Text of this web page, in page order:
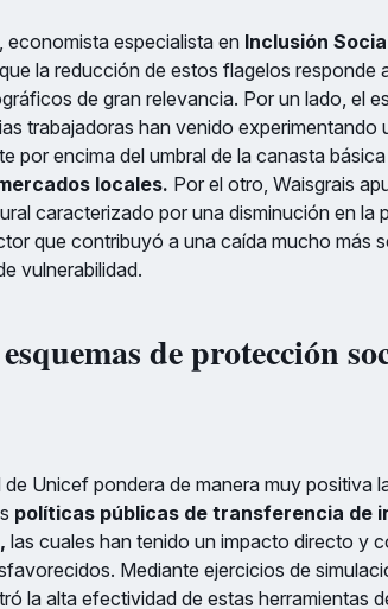
economista especialista en Inclusión
que la reducción de estos flagelos
de gran relevancia. Por un lado, el
trabajadoras han venido experimentando
por encima del umbral de la canasta
locales. Por el otro, Waisgrais
caracterizado por una disminución en la
que contribuyó a una caída mucho más
vulnerabilidad.
de protección
Unicef pondera de manera muy positiva
políticas públicas de transferencia de
las cuales han tenido un impacto directo y
Mediante ejercicios de
la alta efectividad de estas herramientas